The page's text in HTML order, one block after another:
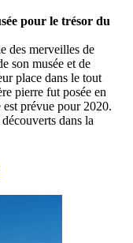
pour le trésor du
des merveilles de
son musée et de
place dans le tout
pierre fut posée en
prévue pour 2020.
dans la